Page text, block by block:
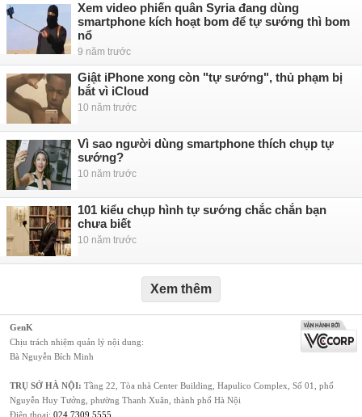
Xem video phiến quân Syria đang dùng
smartphone kích hoạt bom để tự sướng thì bom
nổ
9 năm trước
Giật iPhone xong còn "tự sướng", thủ phạm bị
bắt vì iCloud
10 năm trước
Vì sao người dùng smartphone thích chụp tự
sướng?
10 năm trước
101 kiểu chụp hình tự sướng chắc chắn bạn
chưa biết
10 năm trước
Xem thêm
GenK
Chịu trách nhiệm quản lý nội dung:
Bà Nguyễn Bích Minh
TRỤ SỞ HÀ NỘI: Tầng 22, Tòa nhà Center Building, Hapulico Complex, Số 01, phố
Nguyễn Huy Tưởng, phường Thanh Xuân, thành phố Hà Nội
Điện thoại: 024 7309 5555